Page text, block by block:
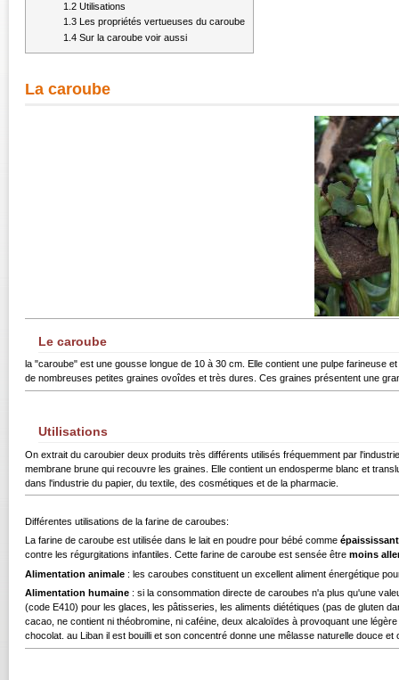
1.2 Utilisations
1.3 Les propriétés vertueuses du caroube
1.4 Sur la caroube voir aussi
La caroube
Le caroube
la "caroube" est une gousse longue de 10 à 30 cm. Elle contient une pulpe farineuse
de nombreuses petites graines ovoîdes et très dures. Ces graines présentent une
Utilisations
On extrait du caroubier deux produits très différents utilisés fréquemment par
membrane brune qui recouvre les graines. Elle contient un endosperme blanc et
dans l'industrie du papier, du textile, des cosmétiques et de la pharmacie.
Différentes utilisations de la farine de caroubes:
La farine de caroube est utilisée dans le lait en poudre pour bébé comme épaississant
contre les régurgitations infantiles. Cette farine de caroube est sensée être moins
Alimentation animale : les caroubes constituent un excellent aliment énergétique
Alimentation humaine : si la consommation directe de caroubes n'a plus qu'une
(code E410) pour les glaces, les pâtisseries, les aliments diététiques (pas de gluten
cacao, ne contient ni théobromine, ni caféine, deux alcaloïdes à provoquant une
chocolat. au Liban il est bouilli et son concentré donne une mêlasse naturelle douce